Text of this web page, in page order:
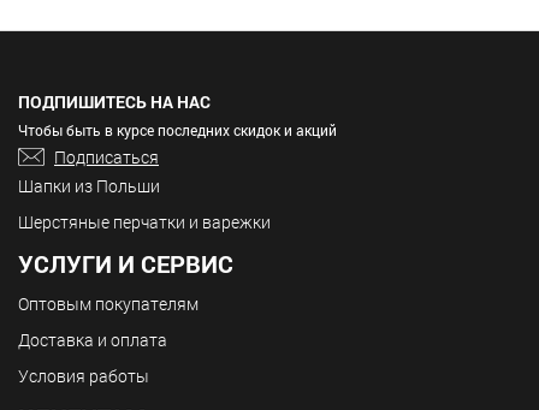
ПОДПИШИТЕСЬ НА НАС
Чтобы быть в курсе последних скидок и акций
Подписаться
Шапки из Польши
Шерстяные перчатки и варежки
УСЛУГИ И СЕРВИС
Оптовым покупателям
Доставка и оплата
Условия работы